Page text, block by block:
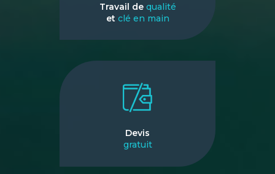
Travail de qualité
et clé en main
Devis
gratuit